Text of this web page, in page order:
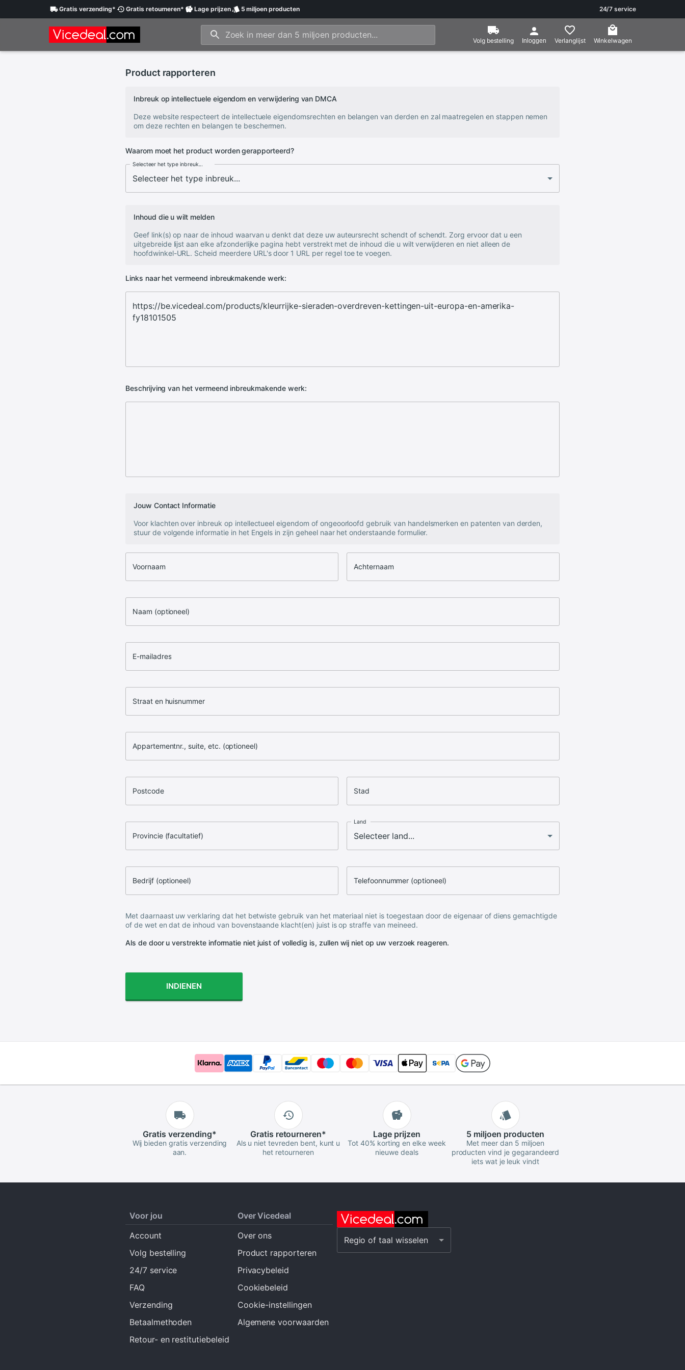
Gratisverzending* Gratisretourneren* Lageprijzen 5 miljoen producten 24/7 service
Volg bestelling Inloggen Verlanglijst Winkelwagen
Product rapporteren
Inbreuk op intellectuele eigendom en verwijdering van DMCA
Deze website respecteert de intellectuele eigendomsrechten en belangen van derden en zal maatregelen en stappen nemen
om deze rechten en belangen te beschermen.
Waarom moet het product worden gerapporteerd?
Selecteer het type inbreuk...
Inhoud die u wilt melden
Geef link(s) op naar de inhoud waarvan u denkt dat deze uw auteursrecht schendt of schendt. Zorg ervoor dat u een
uitgebreide lijst aan elke afzonderlijke pagina hebt verstrekt met de inhoud die u wilt verwijderen en niet alleen de
hoofdwinkel-URL. Scheid meerdere URL's door 1 URL per regel toe te voegen.
Links naar het vermeend inbreukmakende werk:
Beschrijving van het vermeend inbreukmakende werk:
Jouw Contact Informatie
Voor klachten over inbreuk op intellectueel eigendom of ongeoorloofd gebruik van handelsmerken en patenten van derden,
stuur de volgende informatie in het Engels in zijn geheel naar het onderstaande formulier.
Voornaam Achternaam
Naam (optioneel)
E-mailadres
Straat en huisnummer
Appartementnr., suite, etc. (optioneel)
Postcode Stad
Provincie (facultatief)
Land
Bedrijf (optioneel) Telefoonnummer (optioneel)
Met daarnaast uw verklaring dat het betwiste gebruik van het materiaal niet is toegestaan door de eigenaar of diens gemachtigde
of de wet en dat de inhoud van bovenstaande klacht(en) juist is op straffe van meineed.
Als de door u verstrekte informatie niet juist of volledig is, zullen wij niet op uw verzoek reageren.
INDIENEN
Gratis verzending*
Wij bieden gratis verzending
aan.
Gratis retourneren*
Als u niet tevreden bent, kunt u
het retourneren
Lage prijzen
Tot 40% korting en elke week
nieuwe deals
5 miljoen producten
Met meer dan 5 miljoen
producten vind je gegarandeerd
iets wat je leuk vindt
Voor jou
Account
Volg bestelling
24/7 service
FAQ
Verzending
Betaalmethoden
Retour- en restitutiebeleid
Over Vicedeal
Over ons
Product rapporteren
Privacybeleid
Cookiebeleid
Cookie-instellingen
Algemene voorwaarden
Regio of taal wisselen